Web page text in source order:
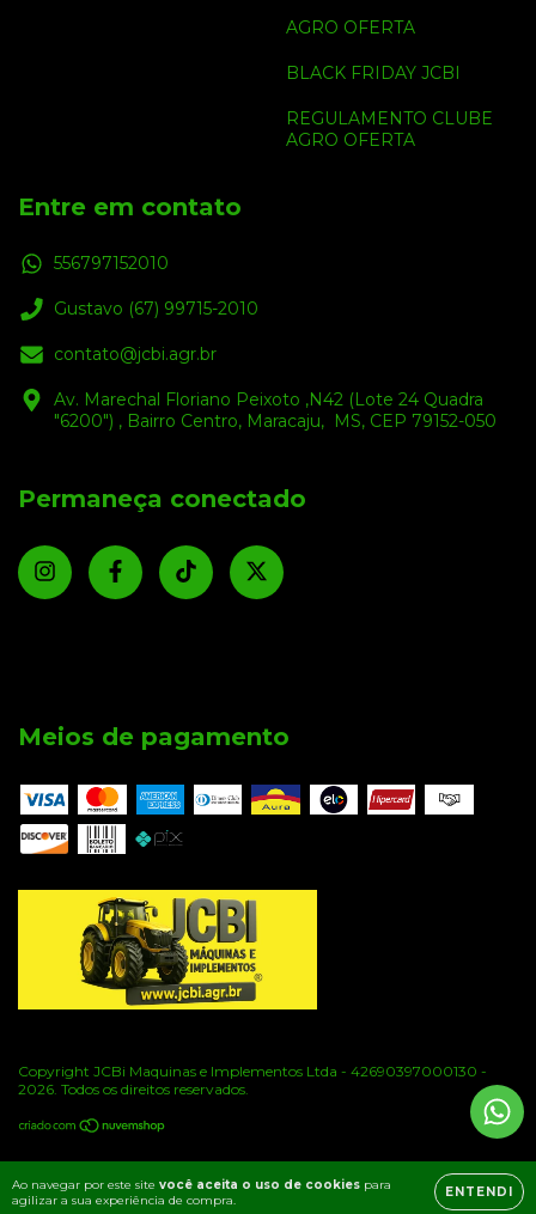
Ao navegar por este site você aceita o uso de cookies para
agilizar a sua experiência de compra.
ENTENDI
AGRO OFERTA
BLACK FRIDAY JCBI
REGULAMENTO CLUBE
AGRO OFERTA
Entre em contato
556797152010
Gustavo (67) 99715-2010
contato@jcbi.agr.br
Av. Marechal Floriano Peixoto ,N42 (Lote 24 Quadra
"6200") , Bairro Centro, Maracaju, MS, CEP 79152-050
Permaneça conectado
Meios de pagamento
Copyright JCBi Maquinas e Implementos Ltda - 42690397000130 -
2026. Todos os direitos reservados.